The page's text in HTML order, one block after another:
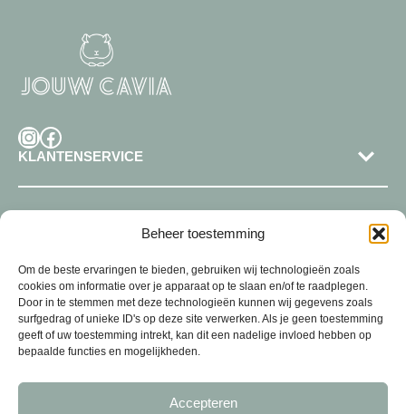
Beheer toestemming
Om de beste ervaringen te bieden, gebruiken wij technologieën zoals
cookies om informatie over je apparaat op te slaan en/of te raadplegen.
Door in te stemmen met deze technologieën kunnen wij gegevens zoals
surfgedrag of unieke ID's op deze site verwerken. Als je geen toestemming
geeft of uw toestemming intrekt, kan dit een nadelige invloed hebben op
bepaalde functies en mogelijkheden.
Accepteren
InstagramFacebook
KLANTENSERVICE